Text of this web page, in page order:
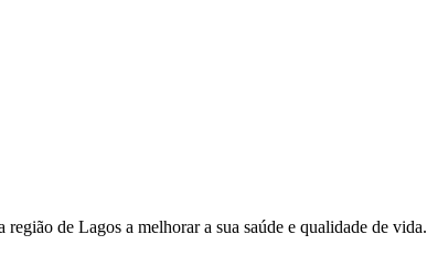
de Lagos a melhorar a sua saúde e qualidade de vida.